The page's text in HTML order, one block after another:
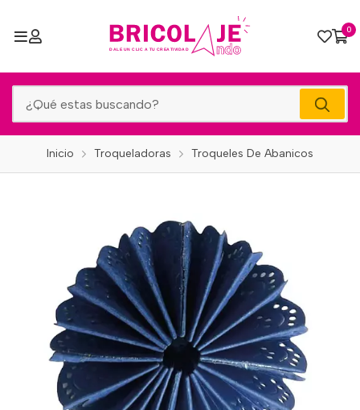
0
Inicio Troqueladoras Troqueles De Abanicos